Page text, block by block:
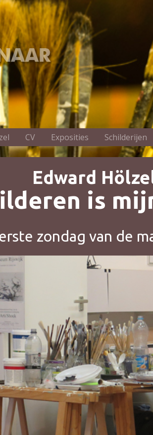
CV Exposities Schilderijen
Edward
is
zondag van de